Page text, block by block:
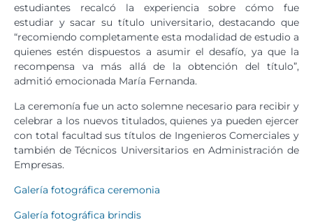
estudiantes recalcó la experiencia sobre cómo fue
estudiar y sacar su título universitario, destacando que
“recomiendo completamente esta modalidad de estudio a
quienes estén dispuestos a asumir el desafío, ya que la
recompensa va más allá de la obtención del título”,
admitió emocionada María Fernanda.
La ceremonía fue un acto solemne necesario para recibir y
celebrar a los nuevos titulados, quienes ya pueden ejercer
con total facultad sus títulos de Ingenieros Comerciales y
también de Técnicos Universitarios en Administración de
Empresas.
Galería fotográfica ceremonia
Galería fotográfica brindis